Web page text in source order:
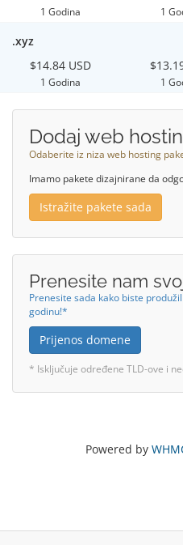
1 Godina 1
.xyz
$14.84 USD
1 Godina 1
Dodaj web
Odaberite iz niza web hosting
Imamo pakete dizajnirane da
Istražite pakete sada
Prenesite nam
Prenesite sada kako biste
godinu!*
Prijenos domene
* Isključuje određene TLD-ove i
Powered by